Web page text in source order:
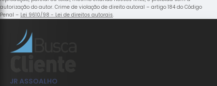
autorização do autor. Crime de violação de direito autoral – artigo 184 do Código
Penal – Lei 9610/98 - Lei de direitos autorais.
JR ASSOALHO